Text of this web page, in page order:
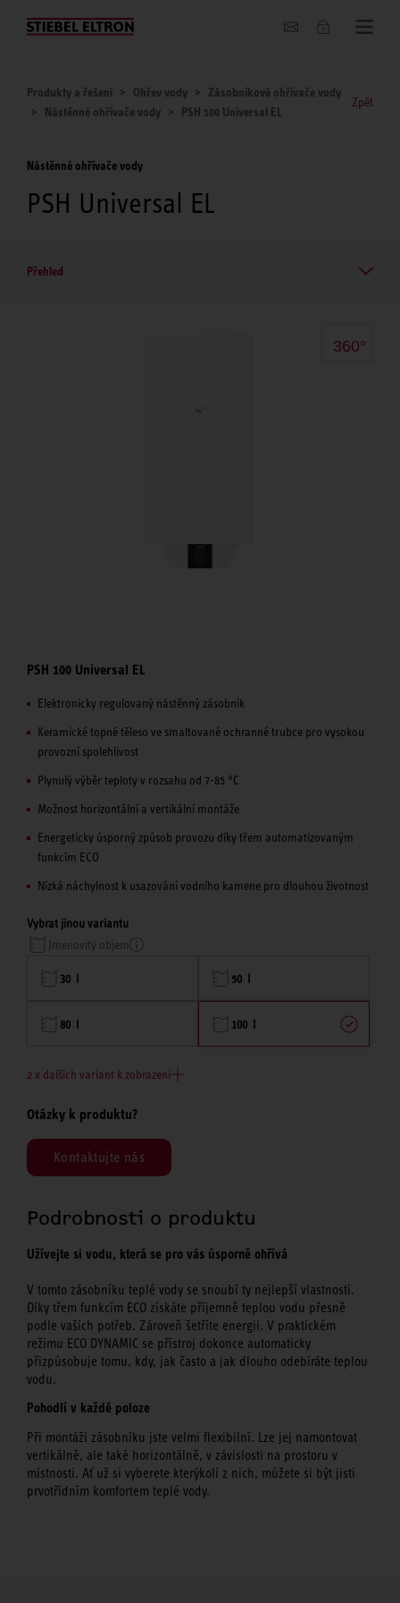
O nás
Produkty a řešení Ohřev vody
Zásobníkové ohřívače vody
Nástěnné ohřívače vody
PSH 100 Universal EL
Zpět
Nástěnné ohřívače vody
PSH Universal EL
Přehled
360°
PSH 100 Universal EL
Elektronicky regulovaný nástěnný zásobník
Keramické topné těleso ve smaltované ochranné trubce pro vysokou
provozní spolehlivost
Plynulý výběr teploty v rozsahu od 7-85 °C
Možnost horizontální a vertikální montáže
Energeticky úsporný způsob provozu díky třem automatizovaným
funkcím ECO
Nízká náchylnost k usazování vodního kamene pro dlouhou životnost
Vybrat jinou variantu
Jmenovitý objem
30 l 50 l
80 l 100 l
2 x dalších variant k zobrazení
Otázky k produktu?
Kontaktujte nás
Podrobnosti o produktu
Užívejte si vodu, která se pro vás úsporně ohřívá
V tomto zásobníku teplé vody se snoubí ty nejlepší vlastnosti.
Díky třem funkcím ECO získáte příjemně teplou vodu přesně
podle vašich potřeb. Zároveň šetříte energii. V praktickém
režimu ECO DYNAMIC se přístroj dokonce automaticky
přizpůsobuje tomu, kdy, jak často a jak dlouho odebíráte teplou
vodu.
Pohodlí v každé poloze
Při montáži zásobníku jste velmi flexibilní. Lze jej namontovat
vertikálně, ale také horizontálně, v závislosti na prostoru v
místnosti. Ať už si vyberete kterýkoli z nich, můžete si být jisti
prvotřídním komfortem teplé vody.